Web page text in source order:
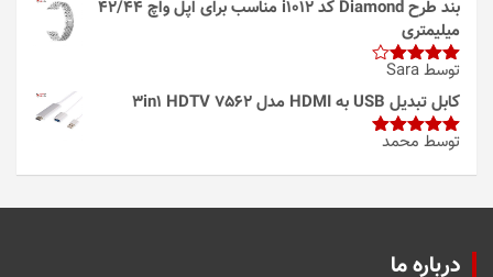
بند طرح Diamond کد i1012 مناسب برای اپل واچ 42/44
میلیمتری
امتیاز4
از 5
توسط Sara
کابل تبدیل USB به HDMI مدل 3in1 HDTV 7562
امتیاز5از
توسط محمد
درباره ما